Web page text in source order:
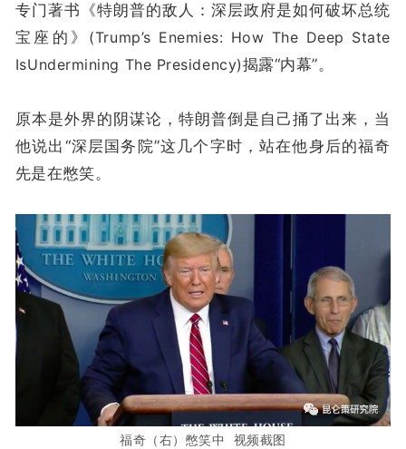
专门著书《特朗普的敌人：深层政府是如何破坏总统
宝座的》 (Trump’s Enemies: How The Deep State
IsUndermining The Presidency)揭露“内幕”。
原本是外界的阴谋论，特朗普倒是自己捅了出来，当
他说出“深层国务院”这几个字时，站在他身后的福奇
先是在憋笑。
福奇（右）憋笑中 视频截图